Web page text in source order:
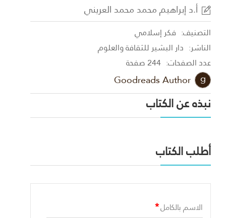
أ.د إبراهيم محمد محمد العريني
التصنيف: فكر إسلامي
الناشر: دار البشير للثقافة والعلوم
عدد الصفحات: 244 صفحة
Goodreads Author
نبذه عن الكتاب
أطلب الكتاب
الاسم بالكامل*